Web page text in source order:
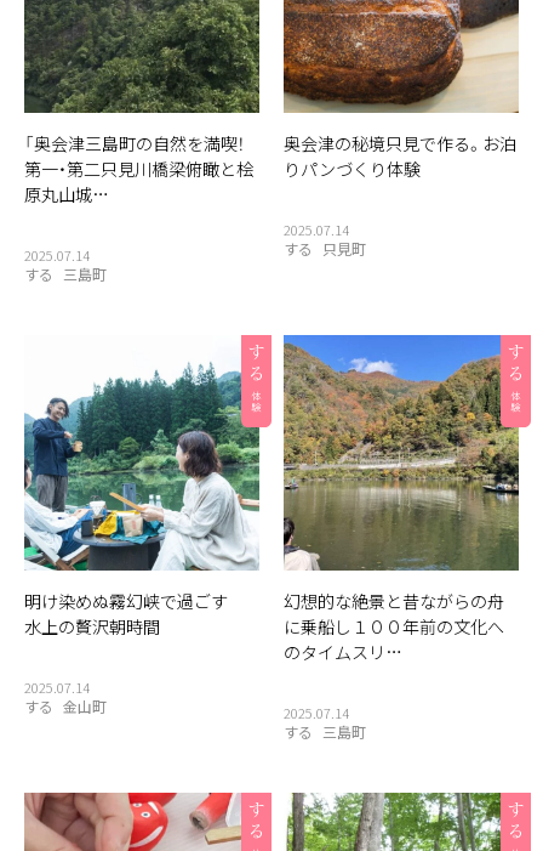
「奥会津三島町の自然を満喫！
第一・第二只見川橋梁俯瞰と桧
原丸山城…
2025.07.14
する 三島町
奥会津の秘境只見で作る。お泊
りパンづくり体験
2025.07.14
する 只見町
明け染めぬ霧幻峡で過ごす
水上の贅沢朝時間
2025.07.14
する 金山町
幻想的な絶景と昔ながらの舟
に乗船し１００年前の文化へ
のタイムスリ…
2025.07.14
する 三島町